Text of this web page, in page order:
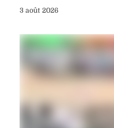
3 août 2026